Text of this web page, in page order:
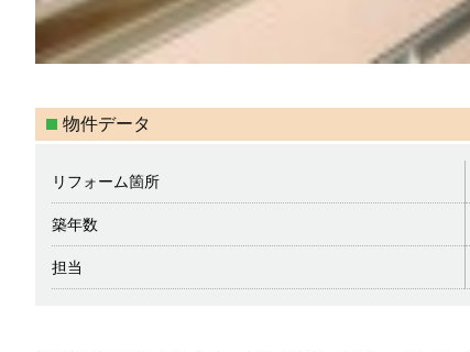
物件データ
リフォーム箇所
築年数
担当